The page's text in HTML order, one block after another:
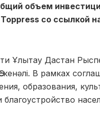
объем
со ссылкой
Ұлытау Дастан
В рамках
образования,